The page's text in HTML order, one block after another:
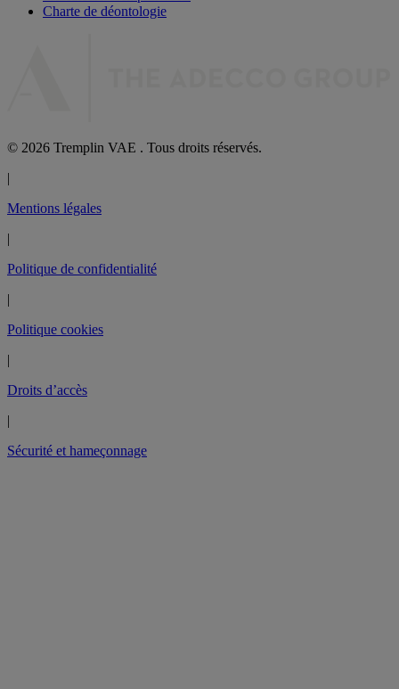
Charte de déontologie
© 2026 Tremplin VAE . Tous droits réservés.
|
Mentions légales
|
Politique de confidentialité
|
Politique cookies
|
Droits d’accès
|
Sécurité et hameçonnage